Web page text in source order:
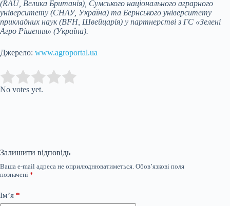
(RAU, Велика Британія), Сумського національного аграрного
університету (СНАУ, Україна) та Бернського університету
прикладних наук (BFH, Швейцарія) у партнерстві з ГС «Зелені
Агро Рішення» (Україна).
Джерело: www.agroportal.ua
Rate this item:
No votes yet.
Залишити відповідь
Ваша e-mail адреса не оприлюднюватиметься. Обов’язкові поля
позначені *
Ім’я *